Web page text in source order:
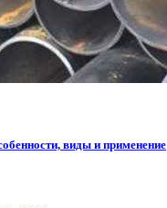
виды и применение